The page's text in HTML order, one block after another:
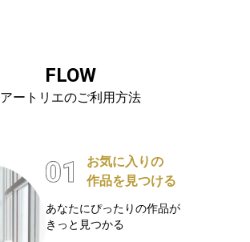
FLOW
アートリエのご利用方法
お気に入りの
作品を見つける
あなたにぴったりの作品が
きっと見つかる